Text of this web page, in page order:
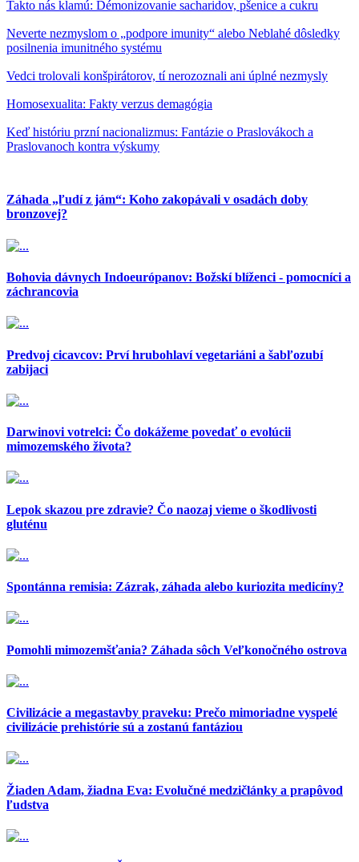
Takto nás klamú: Démonizovanie sacharidov, pšenice a cukru
Neverte nezmyslom o „podpore imunity“ alebo Neblahé dôsledky
posilnenia imunitného systému
Vedci trolovali konšpirátorov, tí nerozoznali ani úplné nezmysly
Homosexualita: Fakty verzus demagógia
Keď históriu przní nacionalizmus: Fantázie o Praslovákoch a
Praslovanoch kontra výskumy
Záhada „ľudí z jám“: Koho zakopávali v osadách doby
bronzovej?
Bohovia dávnych Indoeurópanov: Božskí blíženci - pomocníci a
záchrancovia
Predvoj cicavcov: Prví hrubohlaví vegetariáni a šabľozubí
zabijaci
Darwinovi votrelci: Čo dokážeme povedať o evolúcii
mimozemského života?
Lepok skazou pre zdravie? Čo naozaj vieme o škodlivosti
gluténu
Spontánna remisia: Zázrak, záhada alebo kuriozita medicíny?
Pomohli mimozemšťania? Záhada sôch Veľkonočného ostrova
Civilizácie a megastavby praveku: Prečo mimoriadne vyspelé
civilizácie prehistórie sú a zostanú fantáziou
Žiaden Adam, žiadna Eva: Evolučné medzičlánky a prapôvod
ľudstva